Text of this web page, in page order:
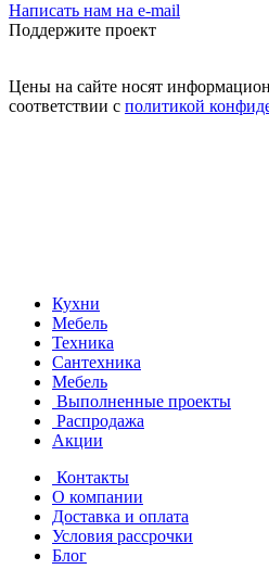
Написать нам на e-mail
Поддержите проект
Цены на сайте носят
соответствии с политикой
Кухни
Мебель
Техника
Сантехника
Мебель
Выполненные проекты
Распродажа
Акции
Контакты
О компании
Доставка и оплата
Условия рассрочки
Блог